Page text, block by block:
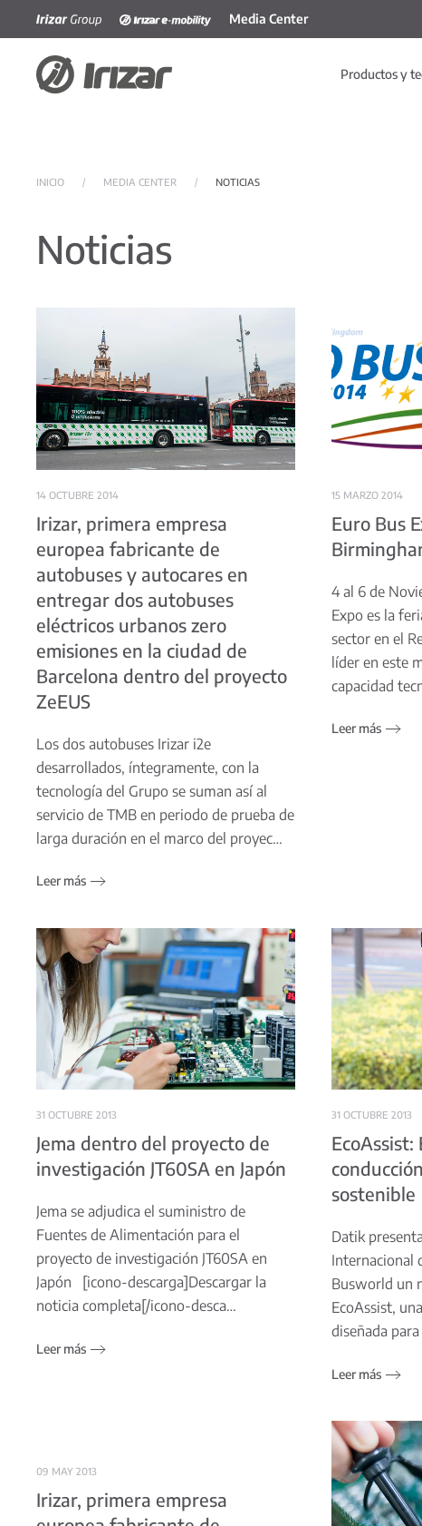
Skip to main content
Media Center
Productos y
INICIO MEDIA CENTER NOTICIAS
Noticias
14 OCTUBRE 2014
Irizar, primera empresa
europea fabricante de
autobuses y autocares en
entregar dos autobuses
eléctricos urbanos zero
emisiones en la ciudad de
Barcelona dentro del proyecto
ZeEUS
Los dos autobuses Irizar i2e
desarrollados, íntegramente, con la
tecnología del Grupo se suman así al
servicio de TMB en periodo de prueba de
larga duración en el marco del proyec…
Leer más
15 MARZO 2014
Euro Bus
4 al 6 de
Expo es la
sector en el
líder en este
capacidad
Leer más
31 OCTUBRE 2013
Jema dentro del proyecto de
investigación JT60SA en Japón
Jema se adjudica el suministro de
Fuentes de Alimentación para el
proyecto de investigación JT60SA en
Japón [icono-descarga]Descargar la
noticia completa[/icono-desca…
Leer más
31 OCTUBRE 2013
EcoAssist:
sostenible
Datik
Internacional
Busworld un
EcoAssist,
diseñada
Leer más
09 MAY 2013
Irizar, primera empresa